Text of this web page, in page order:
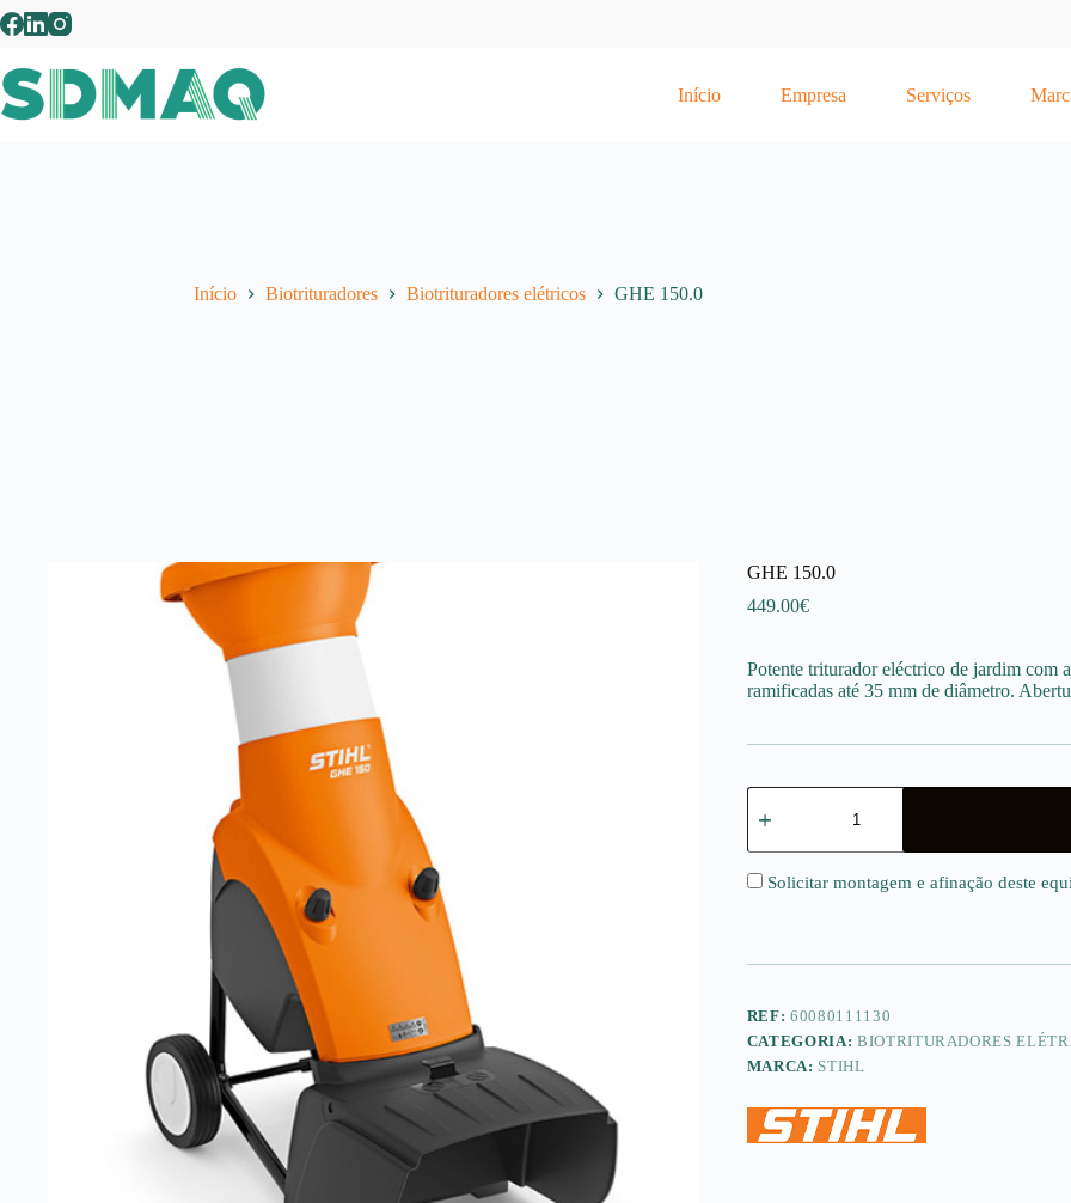
Pular
para
conteúdo
Início
Empresa Serviços
Início Biotrituradores Biotrituradores elétricos GHE 150.0
GHE 150.0
449.00€
Potente triturador eléctrico de jardim com
ramificadas até 35 mm de diâmetro.
Quantidade
de
150.0
Solicitar montagem e afinação deste
REF:60080111130
CATEGORIA: BIOTRITURADORES
MARCA: STIHL